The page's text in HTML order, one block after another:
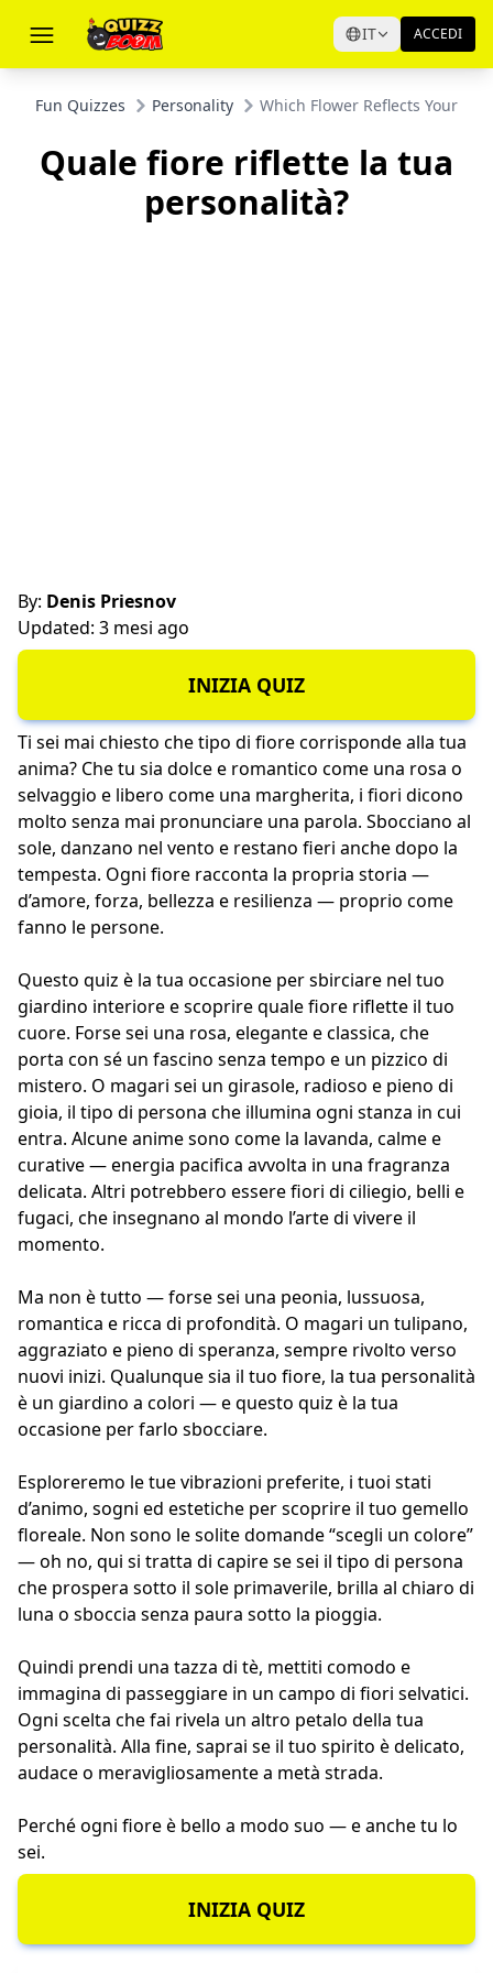
IT ACCEDI
Fun Quizzes Personality Which Flower Reflects Your
Quale fiore riflette la tua
personalità?
By: Denis Priesnov
Updated: 3 mesi ago
INIZIA QUIZ
Ti sei mai chiesto che tipo di fiore corrisponde alla tua
anima? Che tu sia dolce e romantico come una rosa o
selvaggio e libero come una margherita, i fiori dicono
molto senza mai pronunciare una parola. Sbocciano al
sole, danzano nel vento e restano fieri anche dopo la
tempesta. Ogni fiore racconta la propria storia —
d’amore, forza, bellezza e resilienza — proprio come
fanno le persone.
Questo quiz è la tua occasione per sbirciare nel tuo
giardino interiore e scoprire quale fiore riflette il tuo
cuore. Forse sei una rosa, elegante e classica, che
porta con sé un fascino senza tempo e un pizzico di
mistero. O magari sei un girasole, radioso e pieno di
gioia, il tipo di persona che illumina ogni stanza in cui
entra. Alcune anime sono come la lavanda, calme e
curative — energia pacifica avvolta in una fragranza
delicata. Altri potrebbero essere fiori di ciliegio, belli e
fugaci, che insegnano al mondo l’arte di vivere il
momento.
Ma non è tutto — forse sei una peonia, lussuosa,
romantica e ricca di profondità. O magari un tulipano,
aggraziato e pieno di speranza, sempre rivolto verso
nuovi inizi. Qualunque sia il tuo fiore, la tua personalità
è un giardino a colori — e questo quiz è la tua
occasione per farlo sbocciare.
Esploreremo le tue vibrazioni preferite, i tuoi stati
d’animo, sogni ed estetiche per scoprire il tuo gemello
floreale. Non sono le solite domande “scegli un colore”
— oh no, qui si tratta di capire se sei il tipo di persona
che prospera sotto il sole primaverile, brilla al chiaro di
luna o sboccia senza paura sotto la pioggia.
Quindi prendi una tazza di tè, mettiti comodo e
immagina di passeggiare in un campo di fiori selvatici.
Ogni scelta che fai rivela un altro petalo della tua
personalità. Alla fine, saprai se il tuo spirito è delicato,
audace o meravigliosamente a metà strada.
Perché ogni fiore è bello a modo suo — e anche tu lo
sei.
INIZIA QUIZ